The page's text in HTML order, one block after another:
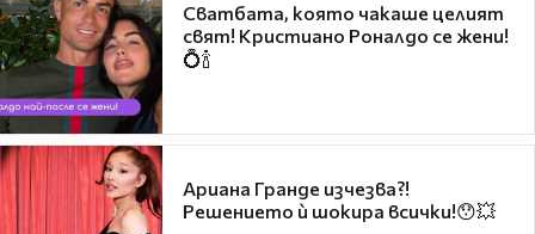
Сватбата, която чакаше целият
свят! Кристиано Роналдо се жени!
💍🍾
Ариана Гранде изчезва?!
Решението ѝ шокира всички!😯💥